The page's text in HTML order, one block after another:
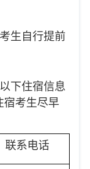
生自行提前
下住宿信息
宿考生尽早
联系电话